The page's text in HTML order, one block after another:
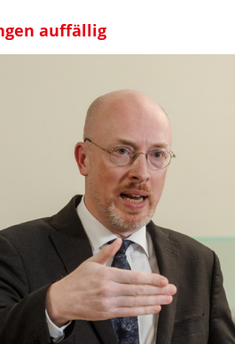
auffällig